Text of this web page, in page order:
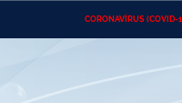
CORONAVÍRUS (COVID-